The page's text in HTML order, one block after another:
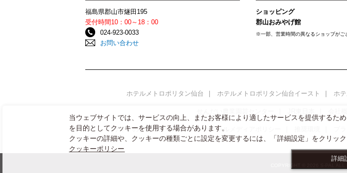
福島県郡山市燧田195
受付時間10：00～18：00
024-923-0033
お問い合わせ
ショッピング
郡山おみやげ館
※一部、営業時間の異なるショップがご
ホテルメトロポリタン仙台 ホテルメトロポリタン仙台イースト ホ
サイトのご利用について ソーシャルメディアポリシー
当ウェブサイトでは、サービスの向上、またお客様により適したサービスを提供するた
を目的としてクッキーを使用する場合があります。
クッキーの詳細や、クッキーの種類ごとに設定を変更するには、「詳細設定」をクリック
クッキーポリシー
詳細